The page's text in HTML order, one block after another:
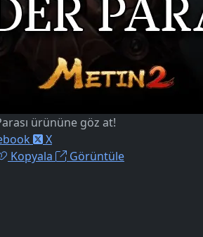
ürününe göz at!
X
Kopyala Görüntüle